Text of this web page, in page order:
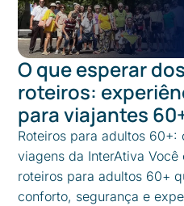
O que esperar
roteiros:
para viajantes
Roteiros para adultos 60+:
viagens da InterAtiva Você
roteiros para adultos 60+
conforto, segurança e